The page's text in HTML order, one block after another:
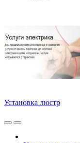
Установка люстр